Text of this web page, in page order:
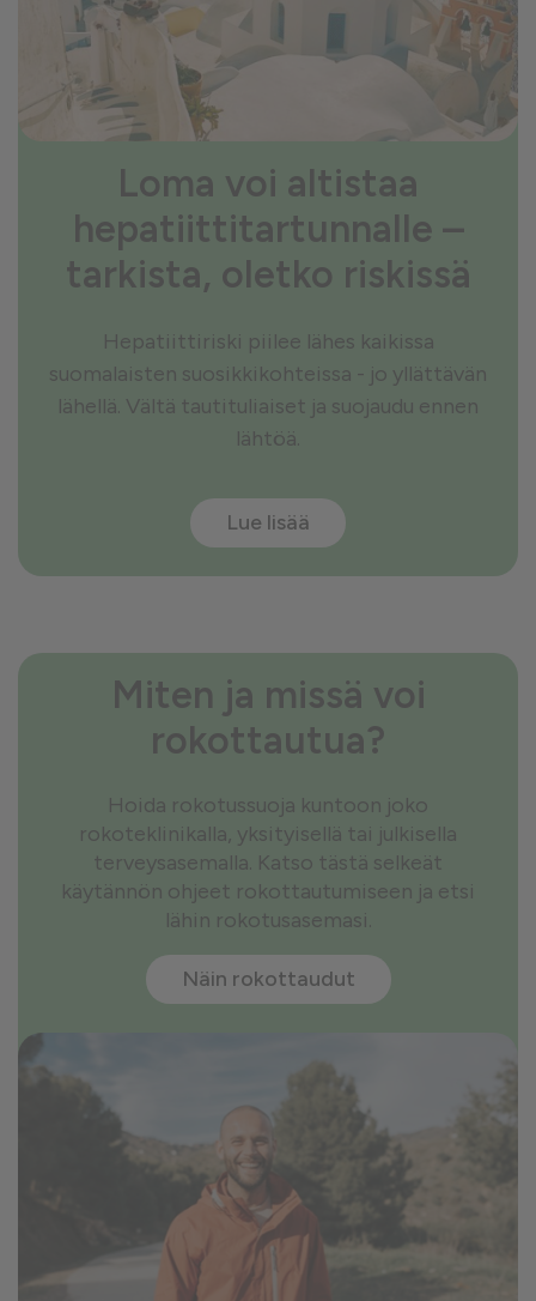
Loma voi altistaa
hepatiittitartunnalle –
tarkista, oletko riskissä
Hepatiittiriski piilee lähes kaikissa
suomalaisten suosikkikohteissa - jo yllättävän
lähellä. Vältä tautituliaiset ja suojaudu ennen
lähtöä.
Lue lisää
Miten ja missä voi
rokottautua?
Hoida rokotussuoja kuntoon joko
rokoteklinikalla, yksityisellä tai julkisella
terveysasemalla. Katso tästä selkeät
käytännön ohjeet rokottautumiseen ja etsi
lähin rokotusasemasi.
Näin rokottaudut